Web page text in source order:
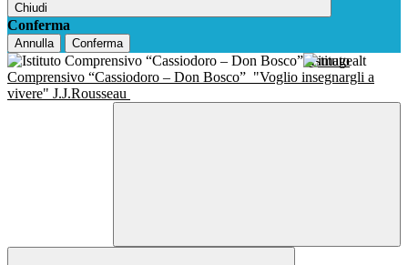
Chiudi
Conferma
Annulla Conferma
Istituto
Comprensivo “Cassiodoro – Don Bosco” "Voglio insegnargli a
vivere" J.J.Rousseau